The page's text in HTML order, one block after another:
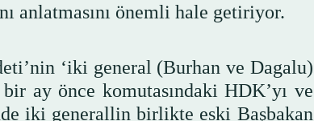
anlatmasını önemli hale getiriyor.
‘iki general (Burhan ve Dagalu)
bir ay önce komutasındaki HDK’yı ve
iki generallin birlikte eski Başbakan